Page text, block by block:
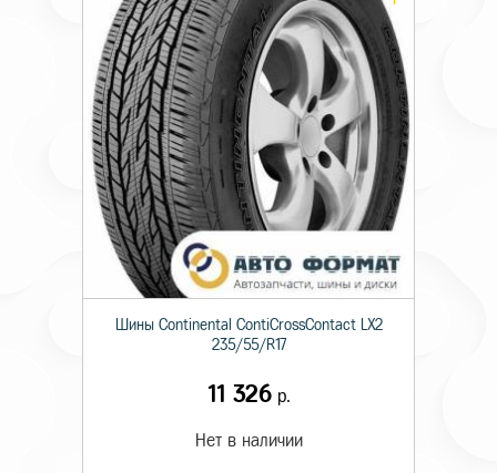
Шины Continental ContiCrossContact LX2
235/55/R17
11 326р.
Нет в наличии